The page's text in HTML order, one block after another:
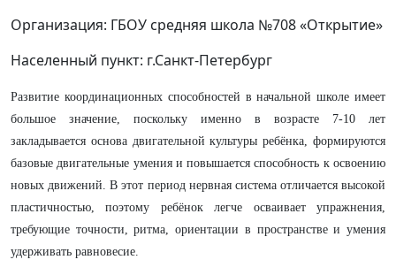
Организация: ГБОУ средняя школа №708 «Открытие»
Населенный пункт: г.Санкт-Петербург
Развитие координационных способностей в начальной школе имеет
большое значение, поскольку именно в возрасте 7-10 лет
закладывается основа двигательной культуры ребёнка, формируются
базовые двигательные умения и повышается способность к освоению
новых движений. В этот период нервная система отличается высокой
пластичностью, поэтому ребёнок легче осваивает упражнения,
требующие точности, ритма, ориентации в пространстве и умения
удерживать равновесие.